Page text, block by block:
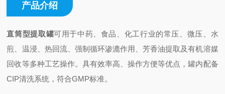
产品介绍
直筒型提取罐可用于中药、食品、化工行业的常压、微压、水
煎、温浸、热回流、强制循环渗漉作用、芳香油提取及有机溶媒
回收等多种工艺操作。具有效率高、操作方便等优点，罐内配备
CIP清洗系统，符合GMP标准。